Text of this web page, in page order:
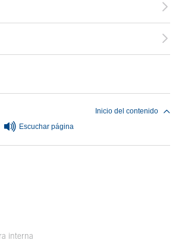
abre en ventana nueva
Escuchar página
Inicio del contenido
interna